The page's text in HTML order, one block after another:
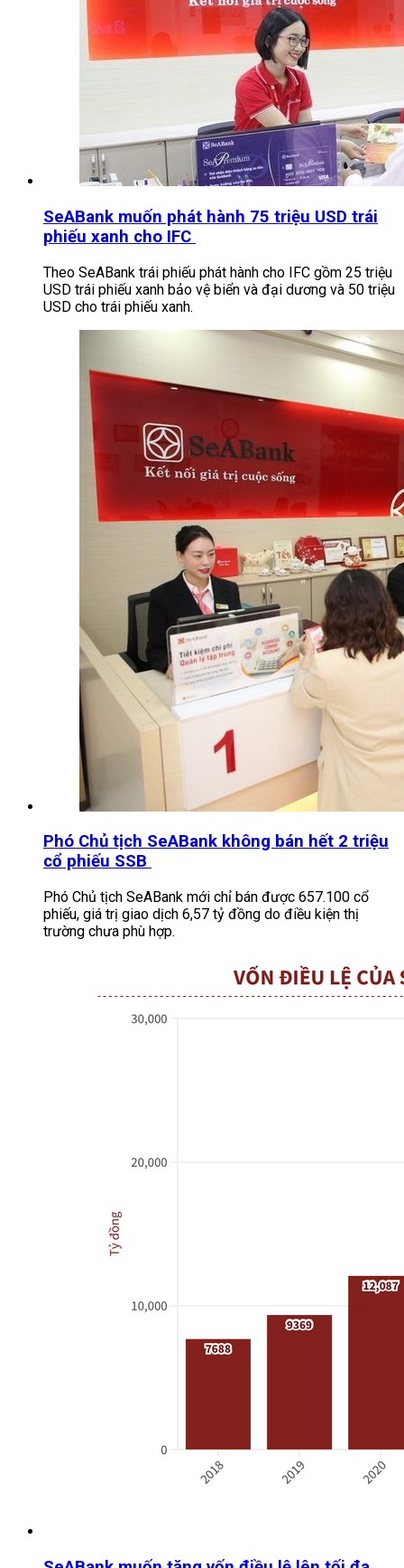
SeABank muốn phát hành 75 triệu USD trái
phiếu xanh cho IFC
Theo SeABank trái phiếu phát hành cho IFC gồm 25 triệu
USD trái phiếu xanh bảo vệ biển và đại dương và 50 triệu
USD cho trái phiếu xanh.
Phó Chủ tịch SeABank không bán hết 2 triệu
cổ phiếu SSB
Phó Chủ tịch SeABank mới chỉ bán được 657.100 cổ
phiếu, giá trị giao dịch 6,57 tỷ đồng do điều kiện thị
trường chưa phù hợp.